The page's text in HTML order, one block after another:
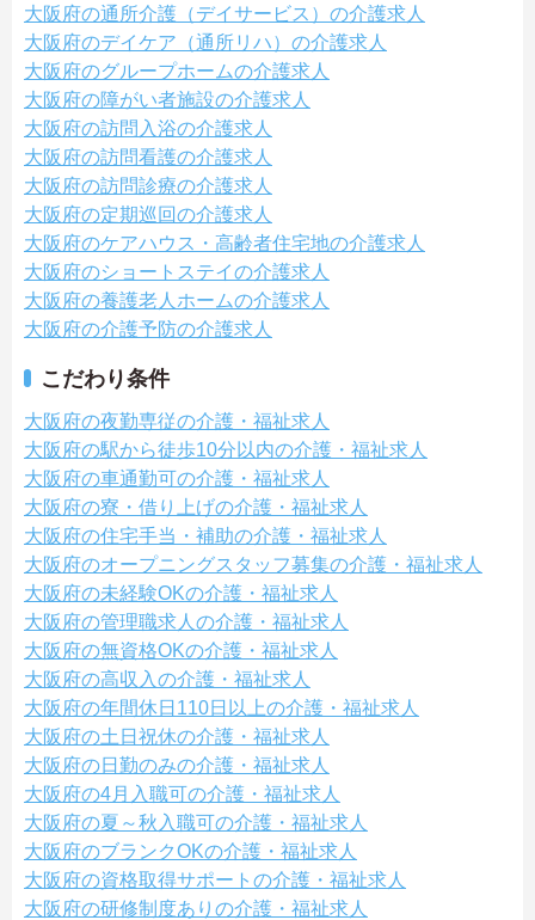
大阪府の通所介護（デイサービス）の介護求人
大阪府のデイケア（通所リハ）の介護求人
大阪府のグループホームの介護求人
大阪府の障がい者施設の介護求人
大阪府の訪問入浴の介護求人
大阪府の訪問看護の介護求人
大阪府の訪問診療の介護求人
大阪府の定期巡回の介護求人
大阪府のケアハウス・高齢者住宅地の介護求人
大阪府のショートステイの介護求人
大阪府の養護老人ホームの介護求人
大阪府の介護予防の介護求人
こだわり条件
大阪府の夜勤専従の介護・福祉求人
大阪府の駅から徒歩10分以内の介護・福祉求人
大阪府の車通勤可の介護・福祉求人
大阪府の寮・借り上げの介護・福祉求人
大阪府の住宅手当・補助の介護・福祉求人
大阪府のオープニングスタッフ募集の介護・福祉求人
大阪府の未経験OKの介護・福祉求人
大阪府の管理職求人の介護・福祉求人
大阪府の無資格OKの介護・福祉求人
大阪府の高収入の介護・福祉求人
大阪府の年間休日110日以上の介護・福祉求人
大阪府の土日祝休の介護・福祉求人
大阪府の日勤のみの介護・福祉求人
大阪府の4月入職可の介護・福祉求人
大阪府の夏～秋入職可の介護・福祉求人
大阪府のブランクOKの介護・福祉求人
大阪府の資格取得サポートの介護・福祉求人
大阪府の研修制度ありの介護・福祉求人